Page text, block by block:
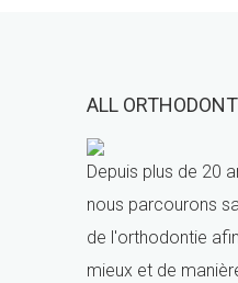
ALL
Depuis plus de 20
nous parcourons
de l'orthodontie
mieux et de